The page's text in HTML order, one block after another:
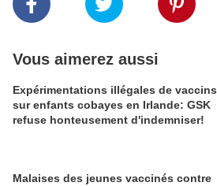
Vous aimerez aussi
Expérimentations illégales de vaccins
sur enfants cobayes en Irlande: GSK
refuse honteusement d'indemniser!
Malaises des jeunes vaccinés contre